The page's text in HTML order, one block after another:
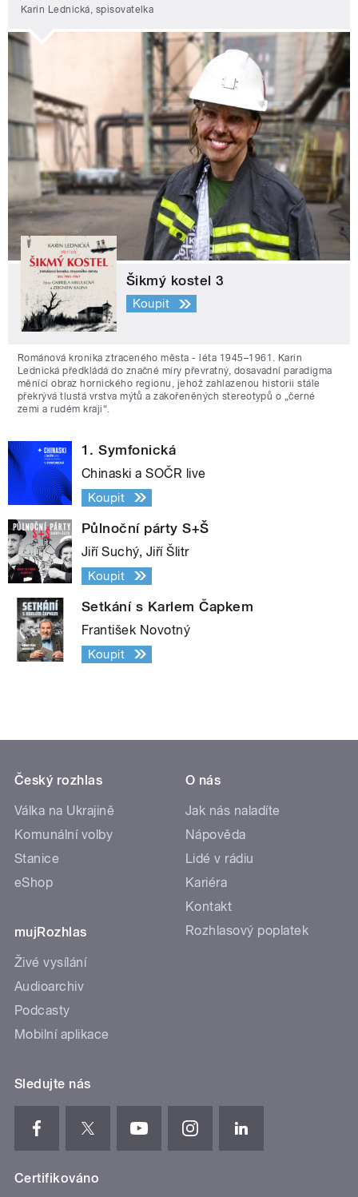
Karin Lednická, spisovatelka
Šikmý kostel 3
Koupit
Románová kronika ztraceného města - léta 1945–1961. Karin
Lednická předkládá do značné míry převratný, dosavadní paradigma
měnící obraz hornického regionu, jehož zahlazenou historii stále
překrývá tlustá vrstva mýtů a zakořeněných stereotypů o „černé
zemi a rudém kraji“.
1. Symfonická
Chinaski a SOČR live
Koupit
Půlnoční párty S+Š
Jiří Suchý, Jiří Šlitr
Koupit
Setkání s Karlem Čapkem
František Novotný
Koupit
Český rozhlas
Válka na Ukrajině
Komunální volby
Stanice
eShop
mujRozhlas
Živé vysílání
Audioarchiv
Podcasty
Mobilní aplikace
O nás
Jak nás naladíte
Nápověda
Lidé v rádiu
Kariéra
Kontakt
Rozhlasový poplatek
Sledujte nás
Certifikováno